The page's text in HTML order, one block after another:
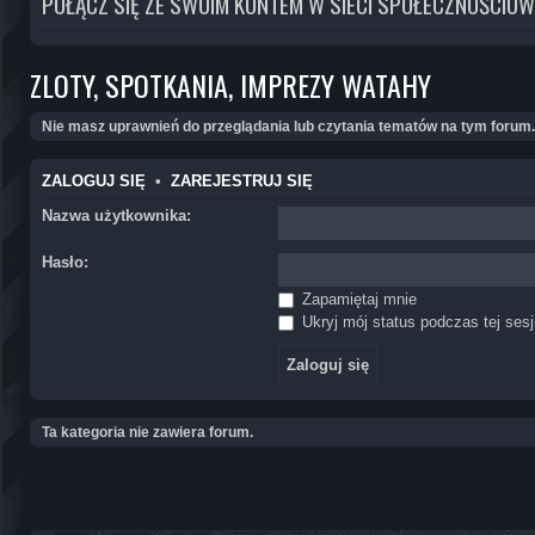
ZLOTY, SPOTKANIA, IMPREZY WATAHY
Nie masz uprawnień do przeglądania lub czytania tematów na tym forum.
ZALOGUJ SIĘ • ZAREJESTRUJ SIĘ
Nazwa użytkownika:
Hasło:
Zapamiętaj mnie
Ukryj mój status podczas tej
Ta kategoria nie zawiera forum.